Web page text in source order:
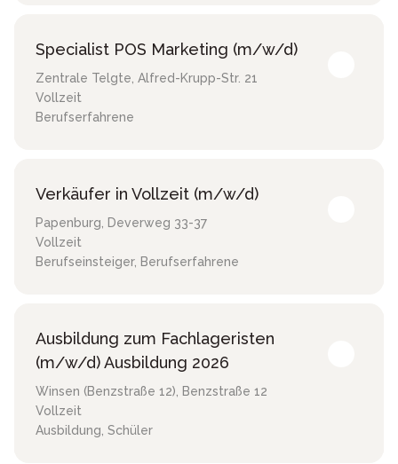
Specialist POS Marketing (m/w/d)
Zentrale Telgte, Alfred-Krupp-Str. 21
Vollzeit
Berufserfahrene
Verkäufer in Vollzeit (m/w/d)
Papenburg, Deverweg 33-37
Vollzeit
Berufseinsteiger, Berufserfahrene
Ausbildung zum Fachlageristen
(m/w/d) Ausbildung 2026
Winsen (Benzstraße 12), Benzstraße 12
Vollzeit
Ausbildung, Schüler